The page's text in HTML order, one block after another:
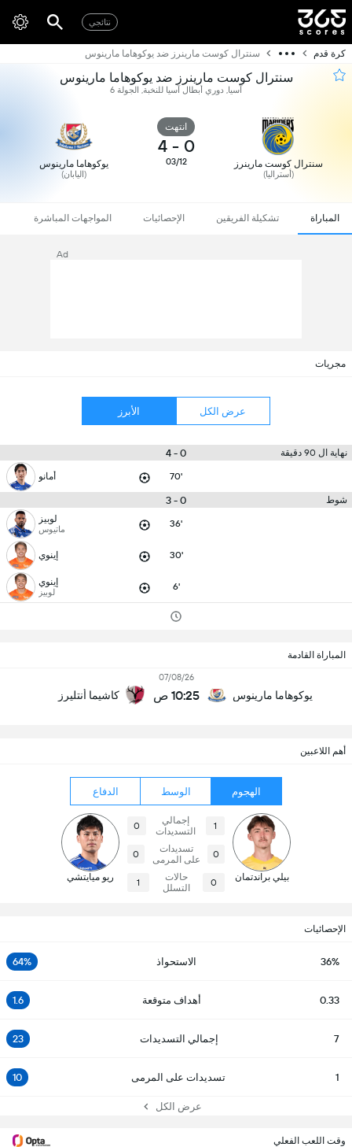
نتائجي
كرة قدم سنترال كوست مارينرز ضد يوكوهاما مارينوس
سنترال كوست مارينرز ضد يوكوهاما مارينوس
آسيا, دوري أبطال آسيا للنخبة, الجولة 6
سنترال كوست مارينرز
(أستراليا)
انتهت
0
-
4
03/12 يوكوهاما مارينوس
(اليابان)
المباراة تشكيلة الفريقين الإحصائيات المواجهات المباشرة
Ad
مجريات
عرض الكل الأبرز
نهاية ال 90 دقيقة 0 - 4
70' أمانو
شوط 0 - 3
36' لوبيز
ماتيوس
30' إينوي
6' إينوي
لوبيز
المباراة القادمة
يوكوهاما مارينوس
07/08/26
10:25 ص كاشيما أنتليرز
أهم اللاعبين
الهجوم الوسط الدفاع
بيلي براندتمان
1
إجمالي
التسديدات
0
0
تسديدات
على المرمى
0
0
حالات
التسلل
1 ريو ميايتشي
الإحصائيات
36% الاستحواذ 64%
0.33 أهداف متوقعة 1.6
7 إجمالي التسديدات 23
1 تسديدات على المرمى 10
عرض الكل
وقت اللعب الفعلي